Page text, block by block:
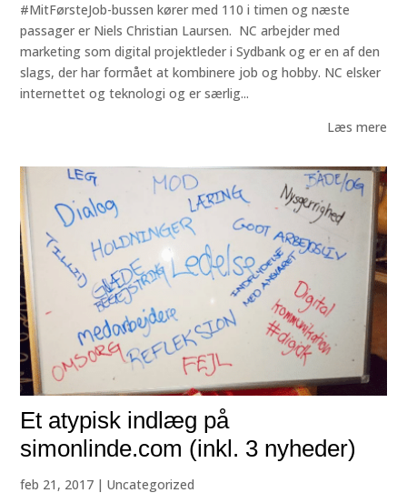
#MitFørsteJob-bussen kører med 110 i timen og næste
passager er Niels Christian Laursen. NC arbejder med
marketing som digital projektleder i Sydbank og er en af den
slags, der har formået at kombinere job og hobby. NC elsker
internettet og teknologi og er særlig...
Læs mere
Et atypisk indlæg på
simonlinde.com (inkl. 3 nyheder)
feb 21, 2017 | Uncategorized